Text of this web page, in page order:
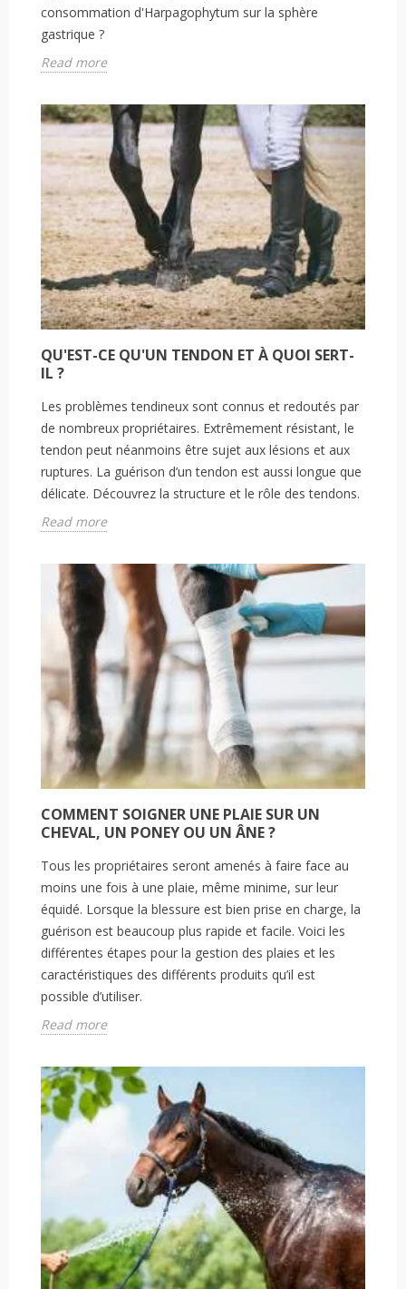
consommation d'Harpagophytum sur la sphère
gastrique ?
Read more
QU'EST-CE QU'UN TENDON ET À QUOI SERT-
IL ?
Les problèmes tendineux sont connus et redoutés par
de nombreux propriétaires. Extrêmement résistant, le
tendon peut néanmoins être sujet aux lésions et aux
ruptures. La guérison d’un tendon est aussi longue que
délicate. Découvrez la structure et le rôle des tendons.
Read more
COMMENT SOIGNER UNE PLAIE SUR UN
CHEVAL, UN PONEY OU UN ÂNE ?
Tous les propriétaires seront amenés à faire face au
moins une fois à une plaie, même minime, sur leur
équidé. Lorsque la blessure est bien prise en charge, la
guérison est beaucoup plus rapide et facile. Voici les
différentes étapes pour la gestion des plaies et les
caractéristiques des différents produits qu’il est
possible d’utiliser.
Read more